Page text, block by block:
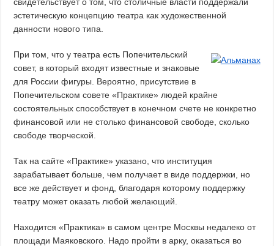
эстетическую концепцию театра как художественной
данности нового типа.
При том, что у театра есть Попечительский
совет, в который входят известные и знаковые
для России фигуры. Вероятно, присутствие в
Попечительском совете «Практике» людей крайне
состоятельных способствует в конечном счете не конкретно
финансовой или не столько финансовой свободе, сколько
свободе творческой.
Так на сайте «Практике» указано, что институция
зарабатывает больше, чем получает в виде поддержки, но
все же действует и фонд, благодаря которому поддержку
театру может оказать любой желающий.
Находится «Практика» в самом центре Москвы недалеко от
площади Маяковского. Надо пройти в арку, оказаться во